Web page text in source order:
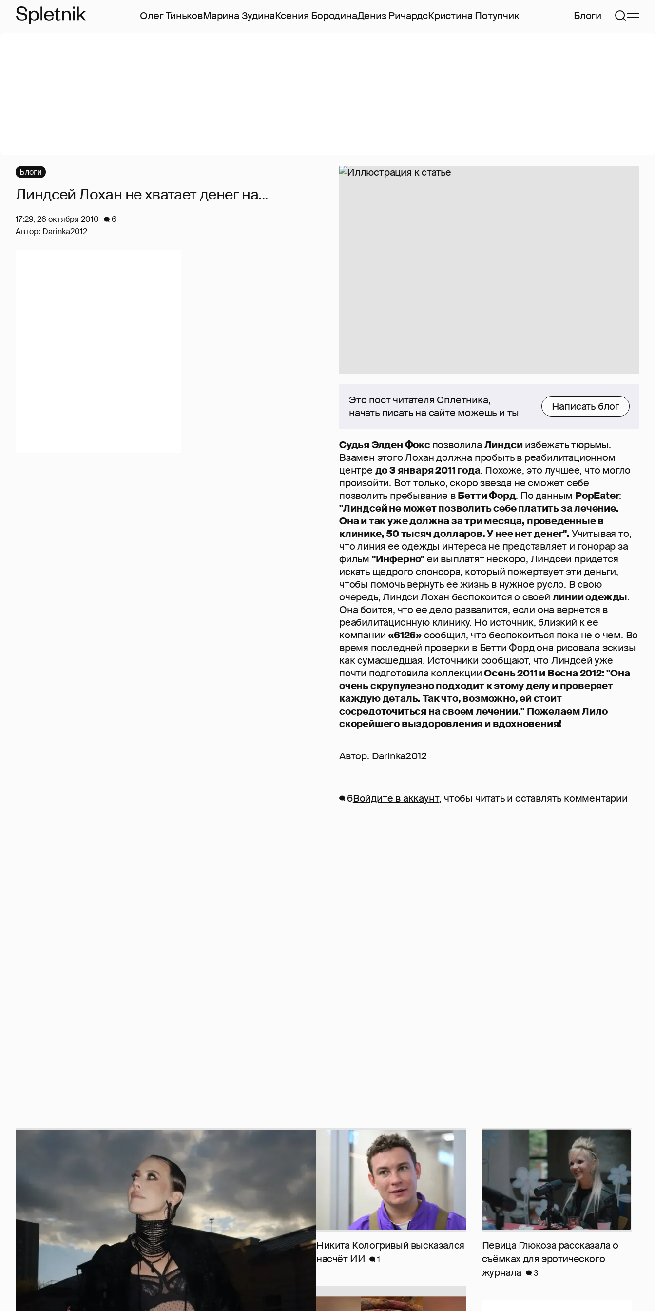
Олег ТиньковМарина ЗудинаКсения БородинаДениз РичардсКристина Потупчик Блоги
Это пост читателя Сплетника,
начать писать на сайте можешь и ты
Написать блог
Судья Элден Фокспозволила Линдси избежать тюрьмы.
Взамен этого Лохан должна пробыть в реабилитационном
центре до 3 января 2011 года. Похоже, это лучшее, что могло
произойти. Вот только, скоро звезда не сможет себе
позволить пребывание вБетти Форд. По данным PopEater:
"Линдсей не может позволить себе платить за лечение.
Она и так уже должна за три месяца, проведенные в
клинике, 50 тысяч долларов. У нее нет денег".Учитывая то,
что линия ее одежды интереса не представляет и гонорар за
фильм "Инферно"ей выплатят нескоро, Линдсей придется
искать щедрого спонсора, который пожертвует эти деньги,
чтобы помочь вернуть ее жизнь в нужное русло. В свою
очередь, Линдси Лохан беспокоится о своей линии одежды.
Она боится, что ее дело развалится, если она вернется в
реабилитационную клинику. Но источник, близкий к ее
компании«6126»сообщил, что беспокоиться пока не о чем. Во
время последней проверки в Бетти Форд она рисовала эскизы
как сумасшедшая. Источники сообщают, что Линдсей уже
почти подготовила коллекцииОсень 2011 и Весна 2012:"Она
очень скрупулезно подходит к этому делу и проверяет
каждую деталь. Так что, возможно, ей стоит
сосредоточиться на своем лечении." Пожелаем Лило
скорейшего выздоровления и вдохновения!
Автор: Darinka2012
Блоги
Линдсей Лохан не хватает денег на...
17:29, 26 октября 2010
6
Автор: Darinka2012
6Войдите в аккаунт, чтобы читать и оставлять комментарии
Никита Кологривый высказался
насчёт ИИ
1
Певица Глюкоза рассказала о
съёмках для эротического
журнала
3